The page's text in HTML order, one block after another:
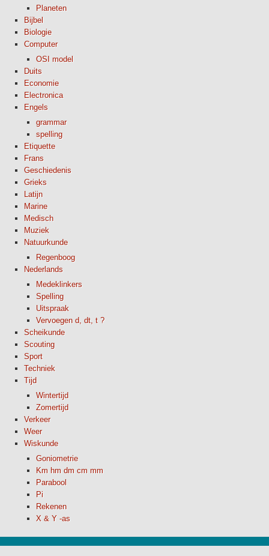
Planeten
Bijbel
Biologie
Computer
OSI model
Duits
Economie
Electronica
Engels
grammar
spelling
Etiquette
Frans
Geschiedenis
Grieks
Latijn
Marine
Medisch
Muziek
Natuurkunde
Regenboog
Nederlands
Medeklinkers
Spelling
Uitspraak
Vervoegen d, dt, t ?
Scheikunde
Scouting
Sport
Techniek
Tijd
Wintertijd
Zomertijd
Verkeer
Weer
Wiskunde
Goniometrie
Km hm dm cm mm
Parabool
Pi
Rekenen
X & Y -as